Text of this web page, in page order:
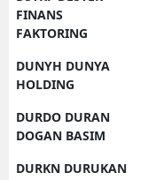
FINANS
FAKTORING
DUNYH DUNYA
HOLDING
DURDO DURAN
DOGAN BASIM
DURKN DURUKAN